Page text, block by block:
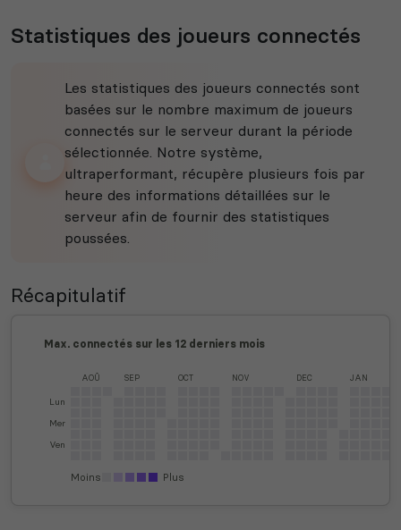
Statistiques des joueurs connectés
Les statistiques des joueurs connectés sont
basées sur le nombre maximum de joueurs
connectés sur le serveur durant la période
sélectionnée. Notre système,
ultraperformant, récupère plusieurs fois par
heure des informations détaillées sur le
serveur afin de fournir des statistiques
poussées.
Récapitulatif
Max. connectés sur les 12 derniers mois
Lun
Mer
Ven
AOÛ SEP OCT NOV DEC JAN
Moins Plus